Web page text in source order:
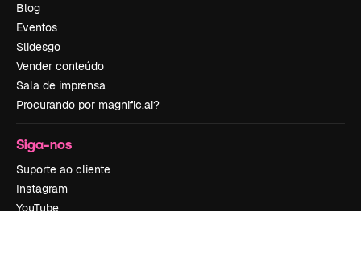
Blog
Eventos
Slidesgo
Vender conteúdo
Sala de imprensa
Procurando por magnific.ai?
Siga-nos
Suporte ao cliente
Instagram
YouTube